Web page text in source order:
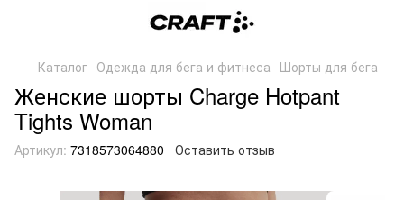
Каталог Одежда для бега и фитнеса Шорты для бега
Женские шорты Charge Hotpant
Tights Woman
Артикул: 7318573064880 Оставить отзыв